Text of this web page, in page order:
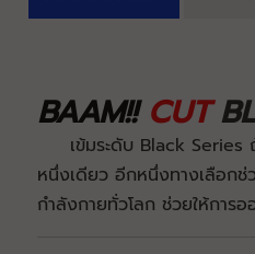
BAAM!! CUT
เข้มระดับ Black Series
หนึ่งเดียว อีกหนึ่งทางเลือก
กำลังกายทั่วโลก ช่วยให้การ